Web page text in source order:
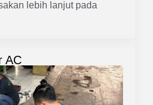
lebih lanjut pada
AC